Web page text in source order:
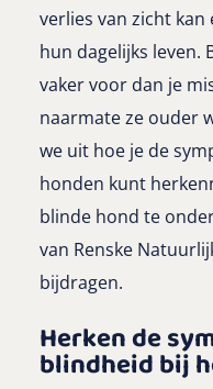
verlies van zicht
hun dagelijks leven.
vaker voor dan je
naarmate ze ouder
we uit hoe je de
honden kunt
blinde hond te
van Renske
bijdragen.
Herken de
blindheid bij